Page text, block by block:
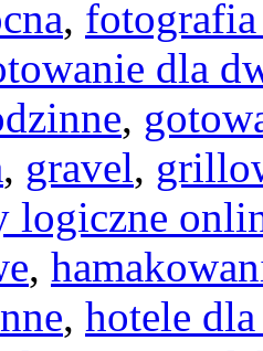
,
dla
,
, gravel,
logiczne
,
, hotele